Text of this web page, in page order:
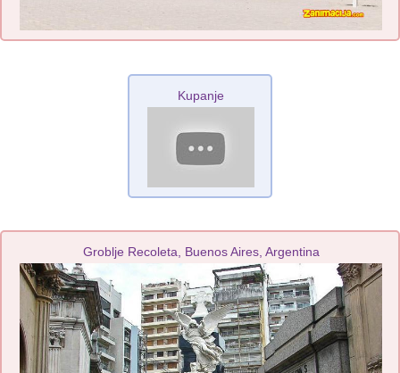
Kupanje
Groblje Recoleta, Buenos Aires, Argentina